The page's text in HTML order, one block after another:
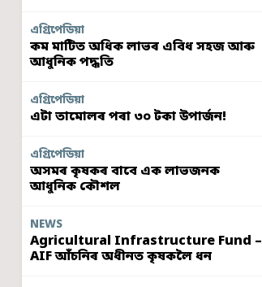
এগ্ৰিপেডিয়া
কম মাটিত অধিক লাভৰ এবিধ সহজ আৰু
আধুনিক পদ্ধতি
এগ্ৰিপেডিয়া
এটা তামোলৰ পৰা ৩০ টকা উপাৰ্জন!
এগ্ৰিপেডিয়া
অসমৰ কৃষকৰ বাবে এক লাভজনক
আধুনিক কৌশল
NEWS
Agricultural Infrastructure Fund –
AIF আঁচনিৰ অধীনত কৃষকলৈ ধন